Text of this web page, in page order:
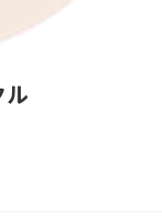
ル